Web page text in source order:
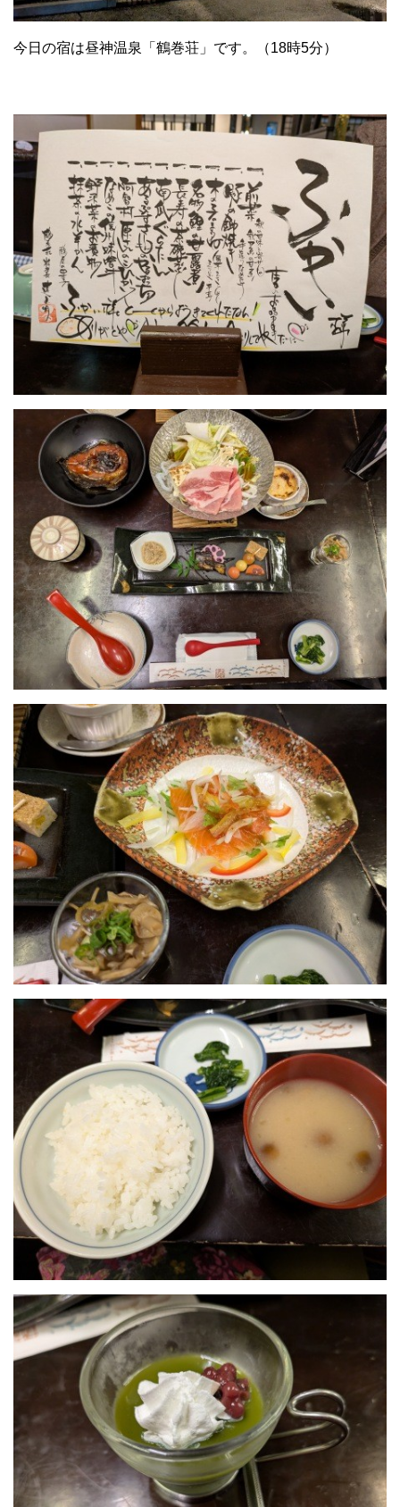
今日の宿は昼神温泉「鶴巻荘」です。（18時5分）